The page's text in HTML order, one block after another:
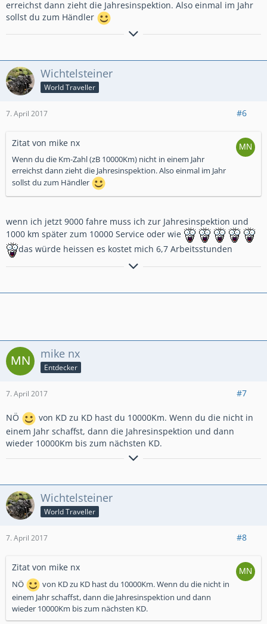
erreichst dann zieht die Jahresinspektion. Also einmal im Jahr
sollst du zum Händler
Kraft macht keinen Lärm. Sie ist da und wirkt.
Wichtelsteiner
World Traveller
7. April 2017 #6
Zitat von mike nx
Wenn du die Km-Zahl (zB 10000Km) nicht in einem Jahr
erreichst dann zieht die Jahresinspektion. Also einmal im Jahr
sollst du zum Händler
wenn ich jetzt 9000 fahre muss ich zur Jahresinspektion und
1000 km später zum 10000 Service oder wie
das würde heissen es kostet mich 6,7 Arbeitsstunden
mike nx
Entdecker
7. April 2017 #7
NÖ
von KD zu KD hast du 10000Km. Wenn du die nicht in
einem Jahr schaffst, dann die Jahresinspektion und dann
wieder 10000Km bis zum nächsten KD.
Kraft macht keinen Lärm. Sie ist da und wirkt.
Wichtelsteiner
World Traveller
7. April 2017 #8
Zitat von mike nx
NÖ
von KD zu KD hast du 10000Km. Wenn du die nicht in
einem Jahr schaffst, dann die Jahresinspektion und dann
wieder 10000Km bis zum nächsten KD.